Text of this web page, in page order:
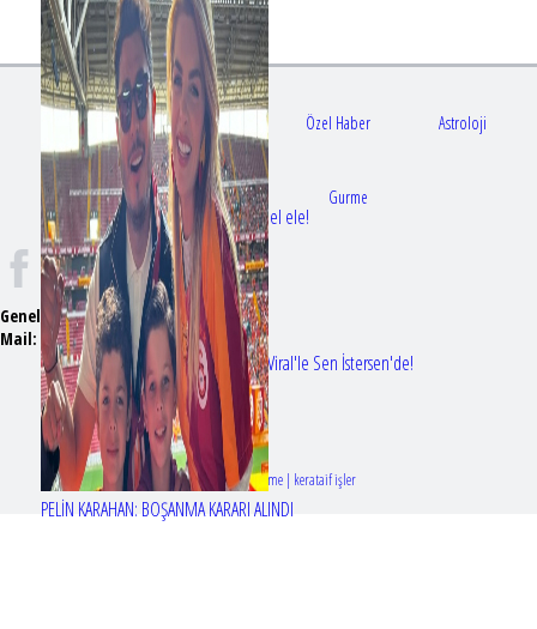
Bir dizi aşkı daha gerçek oldu: Sette el ele!
Erol Köse'nin mektupları ilk kez Nur Viral'le Sen İstersen'de!
PELİN KARAHAN: BOŞANMA KARARI ALINDI
Gündem Sağlık Özel Haber Astroloji
Doktorlar Gurme
Genel Yayın Yönetmeni:Seyhan Erdağ
Mail:
emizmagazin@gmail.com
Tasarım & Geliştirme | kerataif işler